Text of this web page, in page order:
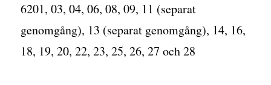
6201, 03, 04, 06, 08, 09, 11 (separat
genomgång), 13 (separat genomgång), 14, 16,
18, 19, 20, 22, 23, 25, 26, 27 och 28